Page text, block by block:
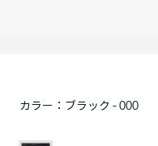
カラー： ブラック - 000